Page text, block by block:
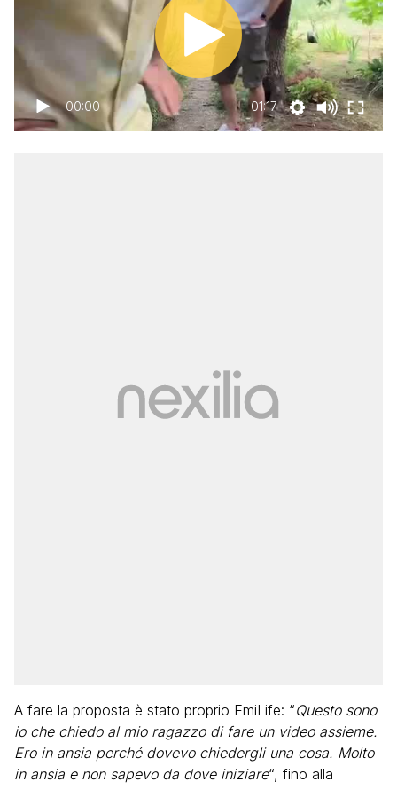
00:00 01:17
A fare la proposta è stato proprio EmiLife: “Questo sono
io che chiedo al mio ragazzo di fare un video assieme.
Ero in ansia perché dovevo chiedergli una cosa. Molto
in ansia e non sapevo da dove iniziare“, fino alla